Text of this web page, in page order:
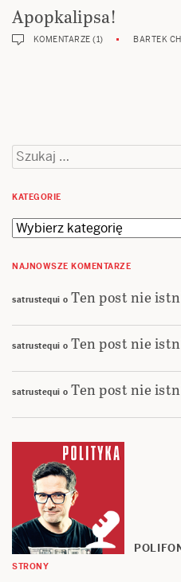
Apopkalipsa!
KOMENTARZE (1) BARTEK
Szukaj:
KATEGORIE
Kategorie
NAJNOWSZE KOMENTARZE
satrustequi o Ten post nie
satrustequi o Ten post nie
satrustequi o Ten post nie
STRONY